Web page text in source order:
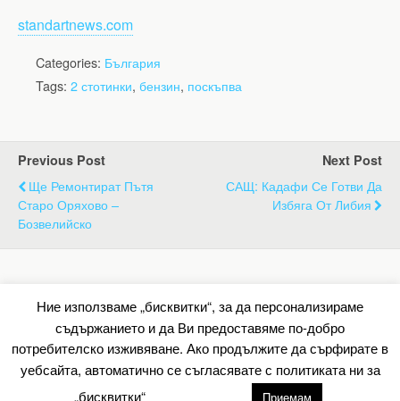
standartnews.com
Categories: България
Tags: 2 стотинки, бензин, поскъпва
Previous Post
Ще Ремонтират Пътя
Старо Оряхово –
Бозвелийско
Next Post
САЩ: Кадафи Се Готви Да
Избяга От Либия
Back to top
Mobile Desktop
All content Copyright Барометър.нет
Ние използваме „бисквитки“, за да персонализираме
съдържанието и да Ви предоставяме по-добро
потребителско изживяване. Ако продължите да сърфирате в
уебсайта, автоматично се съгласявате с политиката ни за
„бисквитки“
Приемам